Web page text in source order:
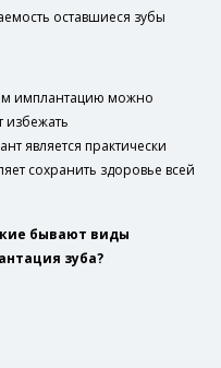
оставшиеся зубы
имплантацию можно
избежать
является практически
сохранить здоровье всей
бывают виды
зуба?